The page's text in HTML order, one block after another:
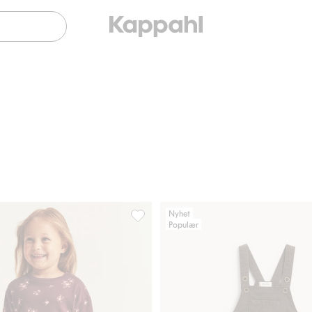
Legg til i favoriter Blomstrete joggebukse, Legg til i
Nyhet
Populær